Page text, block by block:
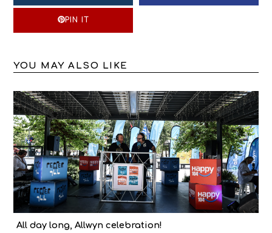
PIN IT
YOU MAY ALSO LIKE
All day long, Allwyn celebration!